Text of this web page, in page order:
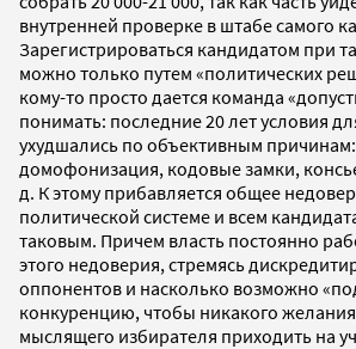
внутренней проверке в штабе самого
Зарегистрироваться кандидатом при
можно только путем «политических
кому-то просто дается команда
понимать: последние 20 лет условия
ухудшались по объективным
домофонизация, кодовые замки,
д. К этому прибавляется общее
политической системе и всем
таковым. Причем власть постоянно
этого недоверия, стремясь
оппонентов и насколько возможно
конкуренцию, чтобы никакого
мыслящего избирателя приходить на